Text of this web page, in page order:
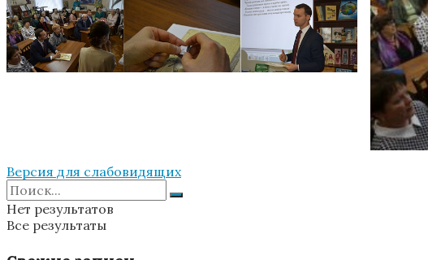
Версия для слабовидящих
Нет результатов
Все результаты